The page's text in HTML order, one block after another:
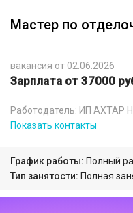
Мастер по
вакансия от 02.06.2026
Зарплата от 37000
Работодатель: ИП АХТАР Н.
Показать контакты
График работы: Полный
Тип занятости: Полная